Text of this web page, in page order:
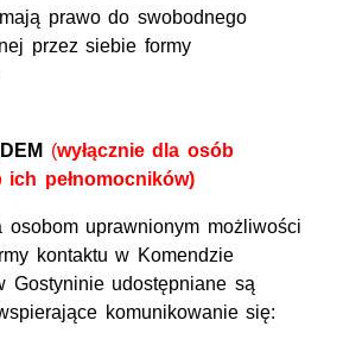
prawo do swobodnego
przez siebie formy
(wyłącznie dla osób
ich pełnomocników)
uprawnionym możliwości
kontaktu w Komendzie
Gostyninie udostępniane są
komunikowanie się: